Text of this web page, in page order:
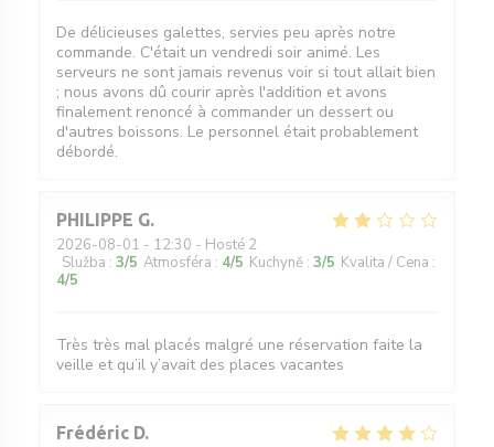
De délicieuses galettes, servies peu après notre
commande. C'était un vendredi soir animé. Les
serveurs ne sont jamais revenus voir si tout allait bien
; nous avons dû courir après l'addition et avons
finalement renoncé à commander un dessert ou
d'autres boissons. Le personnel était probablement
débordé.
PHILIPPE G
2026-08-01 - 12:30 - Hosté 2
Služba : 3/5 Atmosféra : 4/5 Kuchyně : 3/5 Kvalita / Cena :
4/5
Très très mal placés malgré une réservation faite la
veille et qu’il y’avait des places vacantes
Frédéric D